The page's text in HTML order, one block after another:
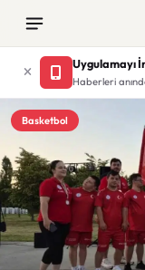
Uygulamayı
Haberleri
Basketbol